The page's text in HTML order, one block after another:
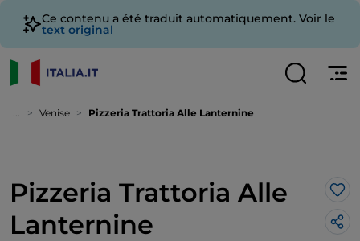
Ce contenu a été traduit automatiquement. Voir le
text original
... Venise Pizzeria Trattoria Alle Lanternine
Pizzeria Trattoria Alle
Lanternine